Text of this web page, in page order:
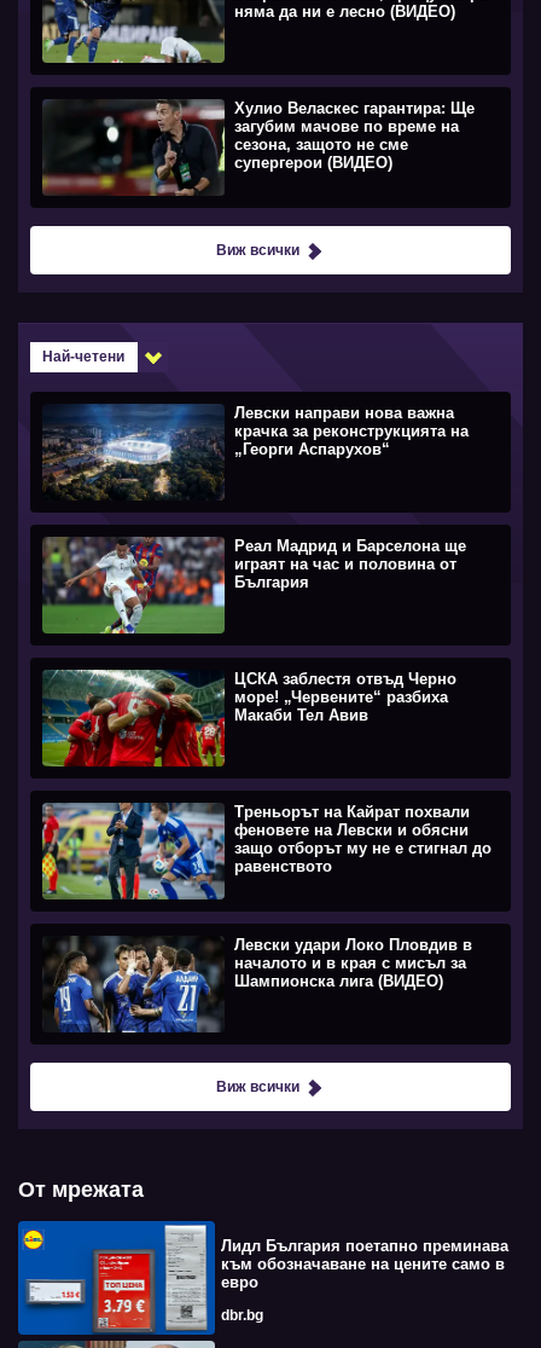
няма да ни е лесно (ВИДЕО)
Хулио Веласкес гарантира: Ще
загубим мачове по време на
сезона, защото не сме
супергерои (ВИДЕО)
Виж всички
Най-четени
Левски направи нова важна
крачка за реконструкцията на
„Георги Аспарухов“
Реал Мадрид и Барселона ще
играят на час и половина от
България
ЦСКА заблестя отвъд Черно
море! „Червените“ разбиха
Макаби Тел Авив
Треньорът на Кайрат похвали
феновете на Левски и обясни
защо отборът му не е стигнал до
равенството
Левски удари Локо Пловдив в
началото и в края с мисъл за
Шампионска лига (ВИДЕО)
Виж всички
От мрежата
Лидл България поетапно преминава
към обозначаване на цените само в
евро
dbr.bg